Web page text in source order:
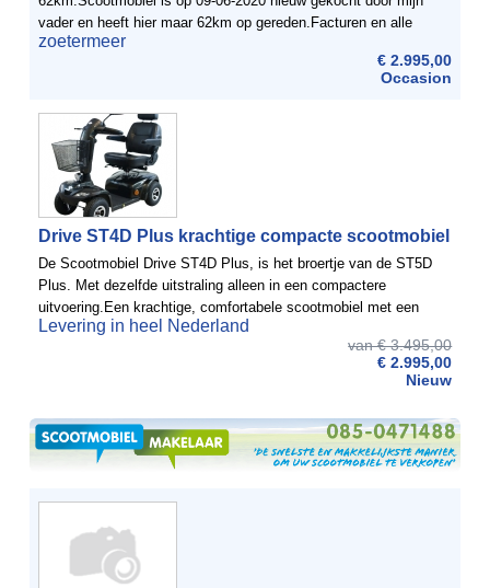
vader en heeft hier maar 62km op gereden.Facturen en alle
boekjes zijn aanwezig!Nieuwprijs was 3950,- euro.
zoetermeer
€ 2.995,00
Occasion
Drive ST4D Plus krachtige compacte scootmobiel
De Scootmobiel Drive ST4D Plus, is het broertje van de ST5D
Plus. Met dezelfde uitstraling alleen in een compactere
uitvoering.Een krachtige, comfortabele scootmobiel met een
snelheid van 12 km en een actieradius van 40 km.De grote en ...
Levering in heel Nederland
van € 3.495,00
€ 2.995,00
Nieuw